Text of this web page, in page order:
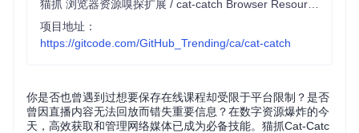
项目地址：
https://gitcode.com/GitHub_Trending/ca/cat-catch
你是否也曾遇到过想要保存在线课程却受限于平台限制？是否
曾因直播内容无法回放而错失重要信息？在数字资源爆炸的今
天，高效获取和管理网络媒体已成为必备技能。猫抓Cat-Catc